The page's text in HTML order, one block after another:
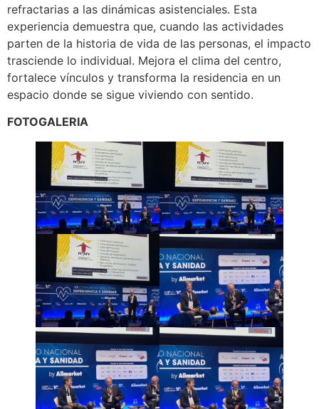
refractarias a las dinámicas asistenciales. Esta
experiencia demuestra que, cuando las actividades
parten de la historia de vida de las personas, el impacto
trasciende lo individual. Mejora el clima del centro,
fortalece vínculos y transforma la residencia en un
espacio donde se sigue viviendo con sentido.
FOTOGALERIA